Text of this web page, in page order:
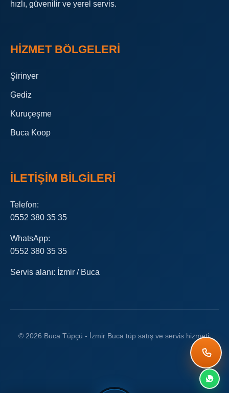
hızlı, güvenilir ve yerel servis.
HIZMET BÖLGELERI
Şirinyer
Gediz
Kuruçeşme
Buca Koop
İLETIŞIM BILGILERI
Telefon:
0552 380 35 35
WhatsApp:
0552 380 35 35
Servis alanı: İzmir / Buca
© 2026 Buca Tüpçü - İzmir Buca tüp satış ve servis hizmeti.